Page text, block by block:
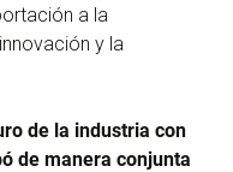
a la
y la
de la industria con
de manera conjunta